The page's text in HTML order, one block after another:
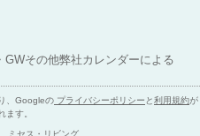
GWその他弊社カレンダーによる
、Googleの プライバシーポリシー と利用規約が
ます。
セス・リビング